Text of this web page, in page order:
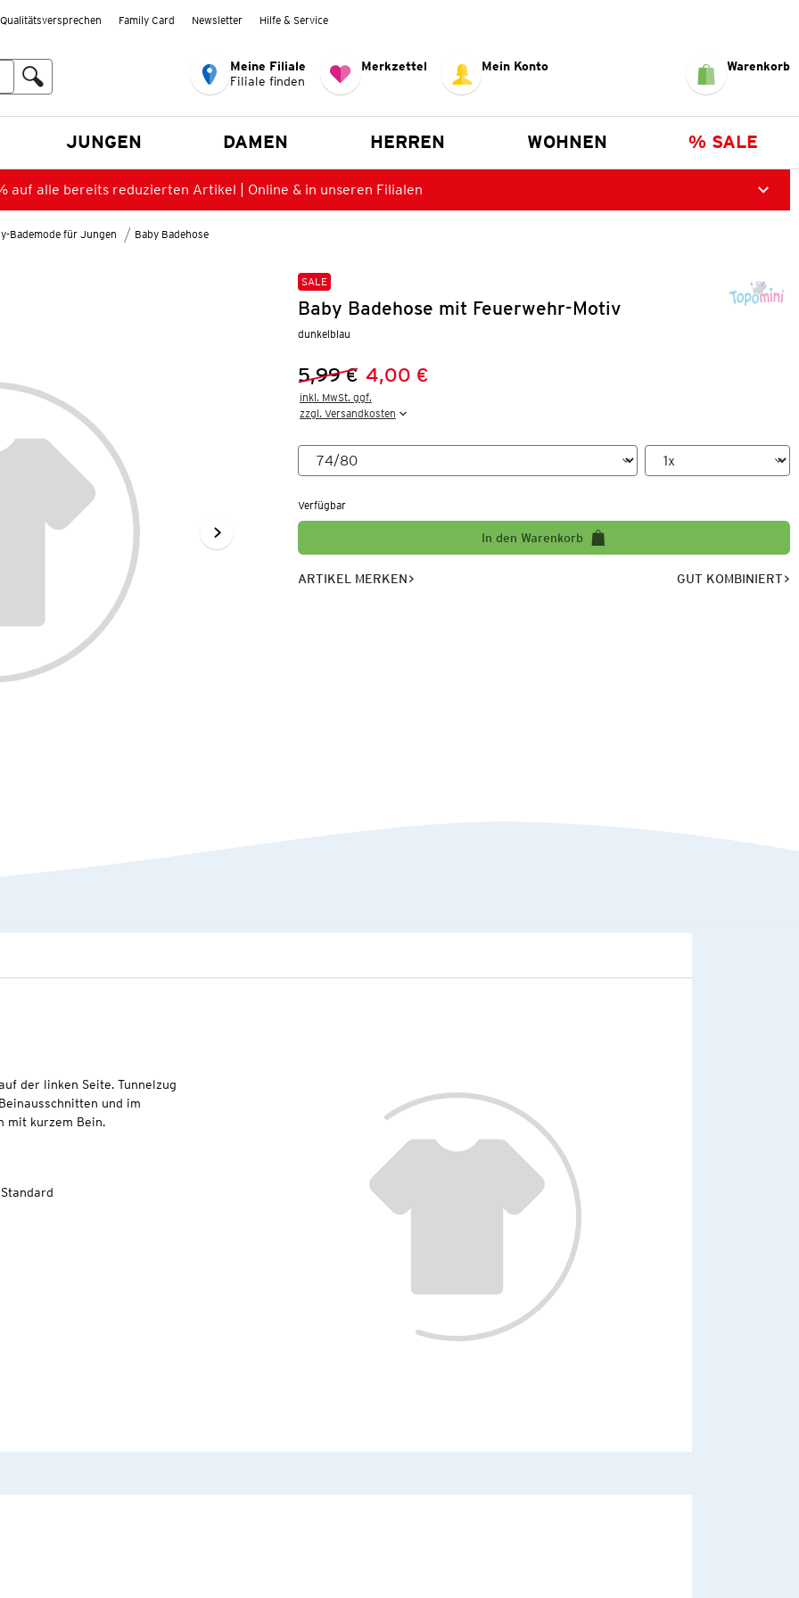
Qualitätsversprechen Family Card Newsletter Hilfe & Service
Meine Filiale
Filiale finden
Merkzettel Mein Konto Warenkorb
JUNGEN DAMEN HERREN WOHNEN % SALE
auf alle bereits reduzierten Artikel | Online & in unseren Filialen
Bademode für Jungen Baby Badehose
SALE
Baby Badehose mit Feuerwehr-Motiv
dunkelblau
Vorheriger Preis:
5,99 €
Neuer Preis:
4,00 €
inkl. MwSt. ggf.
zzgl. Versandkosten
Verfügbar
In den Warenkorb
ARTIKEL MERKEN GUT KOMBINIERT
der linken Seite. Tunnelzug
und im
mit kurzem Bein.